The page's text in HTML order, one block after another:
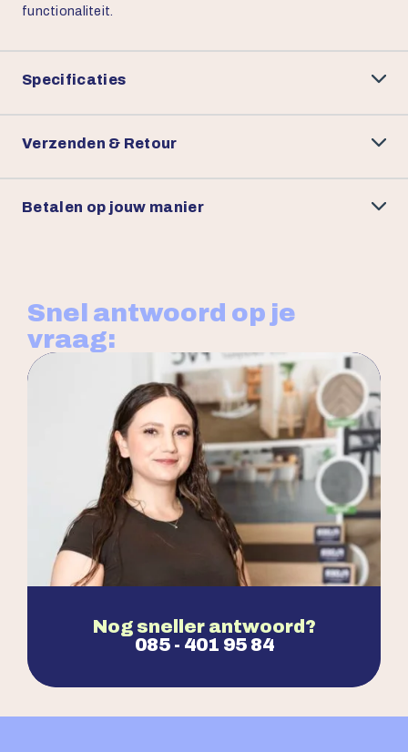
functionaliteit.
Specificaties
Verzenden & Retour
Betalen op jouw manier
Snel antwoord op je
vraag:
Nog sneller antwoord?
085 - 401 95 84